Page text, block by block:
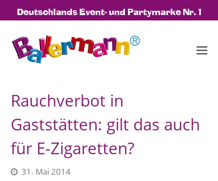
Deutschlands Event- und Partymarke Nr. 1
Rauchverbot in
Gaststätten: gilt das auch
für E-Zigaretten?
31. Mai 2014